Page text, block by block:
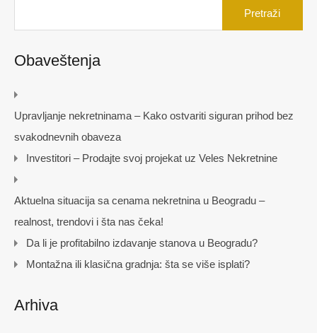
Obaveštenja
Upravljanje nekretninama – Kako ostvariti siguran prihod bez
svakodnevnih obaveza
Investitori – Prodajte svoj projekat uz Veles Nekretnine
Aktuelna situacija sa cenama nekretnina u Beogradu –
realnost, trendovi i šta nas čeka!
Da li je profitabilno izdavanje stanova u Beogradu?
Montažna ili klasična gradnja: šta se više isplati?
Arhiva